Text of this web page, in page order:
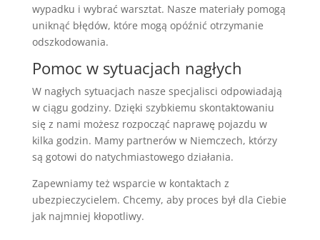
wypadku i wybrać warsztat. Nasze materiały pomogą
uniknąć błędów, które mogą opóźnić otrzymanie
odszkodowania.
Pomoc w sytuacjach nagłych
W nagłych sytuacjach nasze specjalisci odpowiadają
w ciągu godziny. Dzięki szybkiemu skontaktowaniu
się z nami możesz rozpocząć naprawę pojazdu w
kilka godzin. Mamy partnerów w Niemczech, którzy
są gotowi do natychmiastowego działania.
Zapewniamy też wsparcie w kontaktach z
ubezpieczycielem. Chcemy, aby proces był dla Ciebie
jak najmniej kłopotliwy.